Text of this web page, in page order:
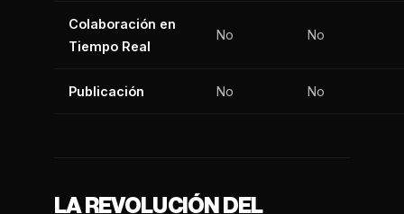
Colaboración en
Tiempo Real
No No
Publicación No No
LA REVOLUCIÓN DEL